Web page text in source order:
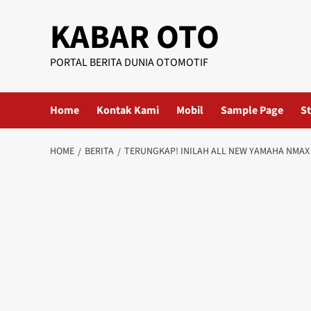
KABAR OTO
PORTAL BERITA DUNIA OTOMOTIF
Home Kontak Kami Mobil Sample Page
HOME BERITA TERUNGKAP! INILAH ALL NEW YAMAHA